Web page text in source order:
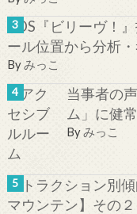
TDS『ビリーヴ！
ール位置から分析
Byみっこ
当事者の
ム」に健
Byみっこ
アトラクション別
マウンテン】その２